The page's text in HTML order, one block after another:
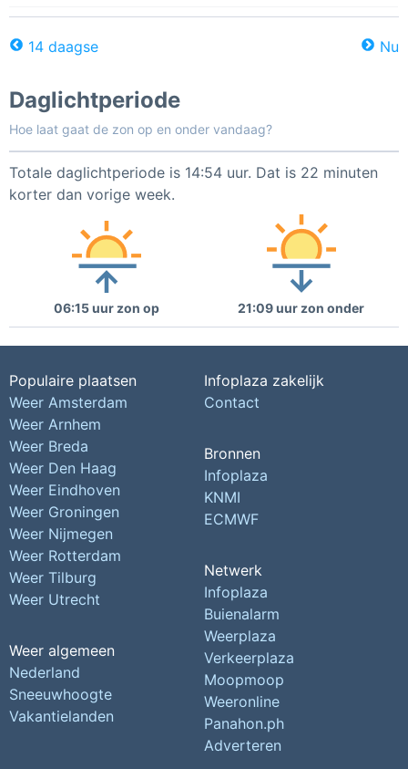
14 daagse Nu
Daglichtperiode
Hoe laat gaat de zon op en onder vandaag?
Totale daglichtperiode is 14:54 uur. Dat is 22 minuten
korter dan vorige week.
06:15 uur zon op 21:09 uur zon onder
Populaire plaatsen
Weer Amsterdam
Weer Arnhem
Weer Breda
Weer Den Haag
Weer Eindhoven
Weer Groningen
Weer Nijmegen
Weer Rotterdam
Weer Tilburg
Weer Utrecht
Weer algemeen
Nederland
Sneeuwhoogte
Vakantielanden
Infoplaza zakelijk
Contact
Bronnen
Infoplaza
KNMI
ECMWF
Netwerk
Infoplaza
Buienalarm
Weerplaza
Verkeerplaza
Moopmoop
Weeronline
Panahon.ph
Adverteren